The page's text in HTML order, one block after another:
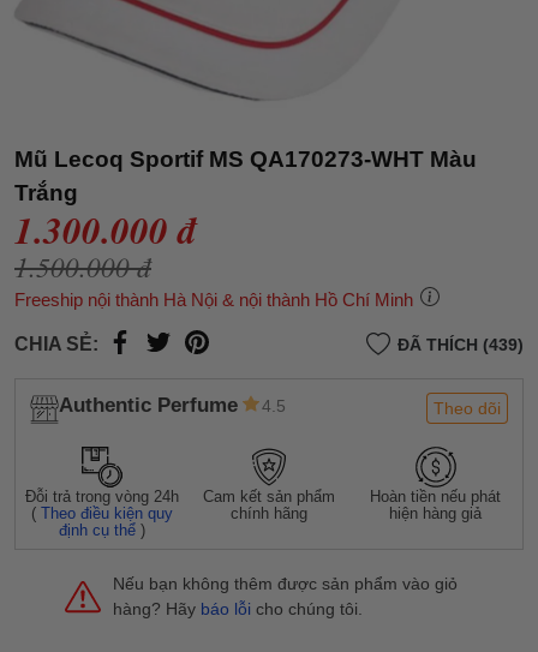
Mũ Lecoq Sportif MS QA170273-WHT Màu
Trắng
1.300.000 đ
1.500.000 đ
Freeship nội thành Hà Nội & nội thành Hồ Chí Minh
CHIA SẺ: ĐÃ THÍCH (439)
Authentic Perfume 4.5 Theo dõi
Đỗi trả trong vòng 24h
(Theo điều kiện quy
định cụ thể )
Cam kết sản phẩm
chính hãng
Hoàn tiền nếu phát
hiện hàng giả
Nếu bạn không thêm được sản phẩm vào giỏ
hàng? Hãy báo lỗi cho chúng tôi.